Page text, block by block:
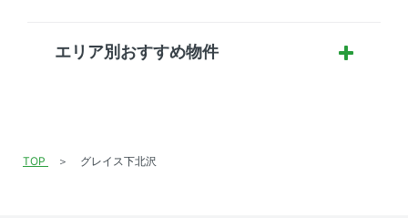
エリア別おすすめ物件
TOP グレイス下北沢